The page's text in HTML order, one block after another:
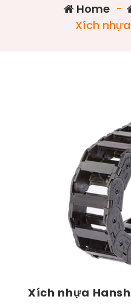
Home-
Xích nhựa
Xích nhựa